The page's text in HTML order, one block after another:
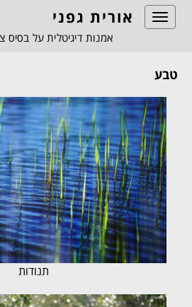
Toggle
navigation
אורית גפני
אמנות דיגיטלית על בסיס
טבע
תנודות